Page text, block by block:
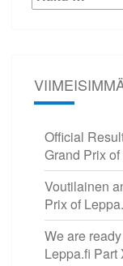
Official
Grand Prix
Voutilainen
Prix of
We are
Leppa.fi Part